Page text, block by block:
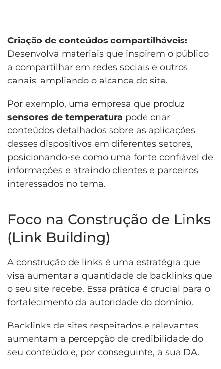
Criação de conteúdos compartilháveis:
Desenvolva materiais que inspirem o público
a compartilhar em redes sociais e outros
canais, ampliando o alcance do site.
Por exemplo, uma empresa que produz
sensores de temperatura pode criar
conteúdos detalhados sobre as aplicações
desses dispositivos em diferentes setores,
posicionando-se como uma fonte confiável de
informações e atraindo clientes e parceiros
interessados no tema.
Foco na Construção de Links
(Link Building)
A construção de links é uma estratégia que
visa aumentar a quantidade de backlinks que
o seu site recebe. Essa prática é crucial para o
fortalecimento da autoridade do domínio.
Backlinks de sites respeitados e relevantes
aumentam a percepção de credibilidade do
seu conteúdo e, por conseguinte, a sua DA.